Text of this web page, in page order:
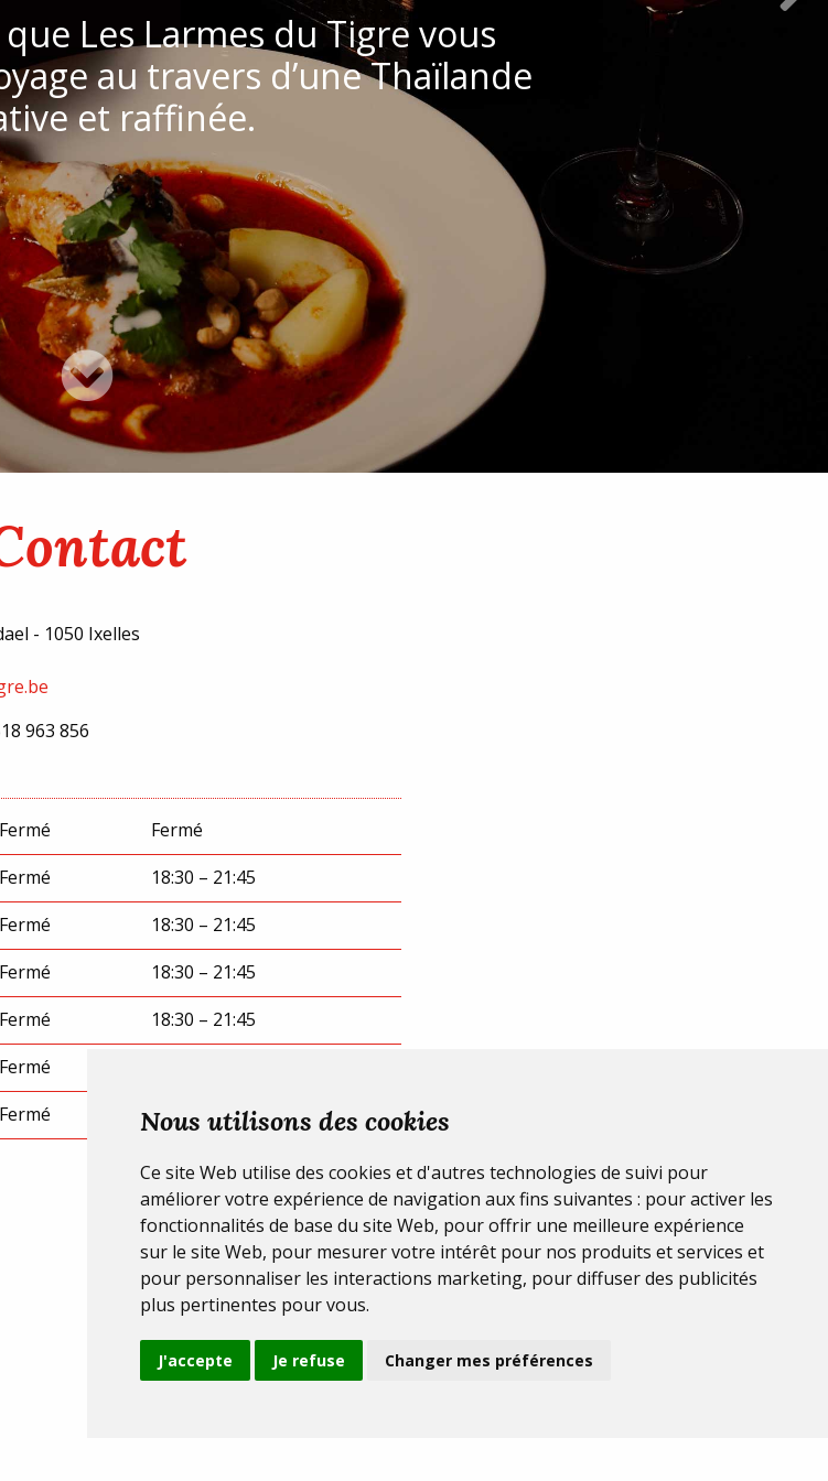
Nous utilisons des cookies
Ce site Web utilise des cookies et d'autres technologies de suivi pour
améliorer votre expérience de navigation aux fins suivantes : pour activer les
fonctionnalités de base du site Web, pour offrir une meilleure expérience
sur le site Web, pour mesurer votre intérêt pour nos produits et services et
pour personnaliser les interactions marketing, pour diffuser des publicités
plus pertinentes pour vous.
J'accepte Je refuse Changer mes préférences
Les Larmes du Tigre vous
au travers d’une Thaïlande
et raffinée.
- 1050 Ixelles
963 856
Fermé
Fermé
Fermé
18:30 – 21:45
Fermé
18:30 – 21:45
Fermé
18:30 – 21:45
Fermé
18:30 – 21:45
Fermé
Fermé 18:30 – 21:45